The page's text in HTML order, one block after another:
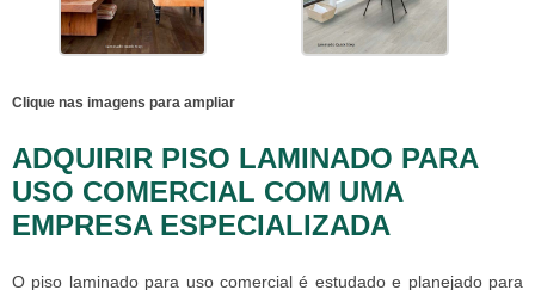
Clique nas imagens para ampliar
ADQUIRIR PISO LAMINADO PARA
USO COMERCIAL COM UMA
EMPRESA ESPECIALIZADA
O piso laminado para uso comercial é estudado e planejado para